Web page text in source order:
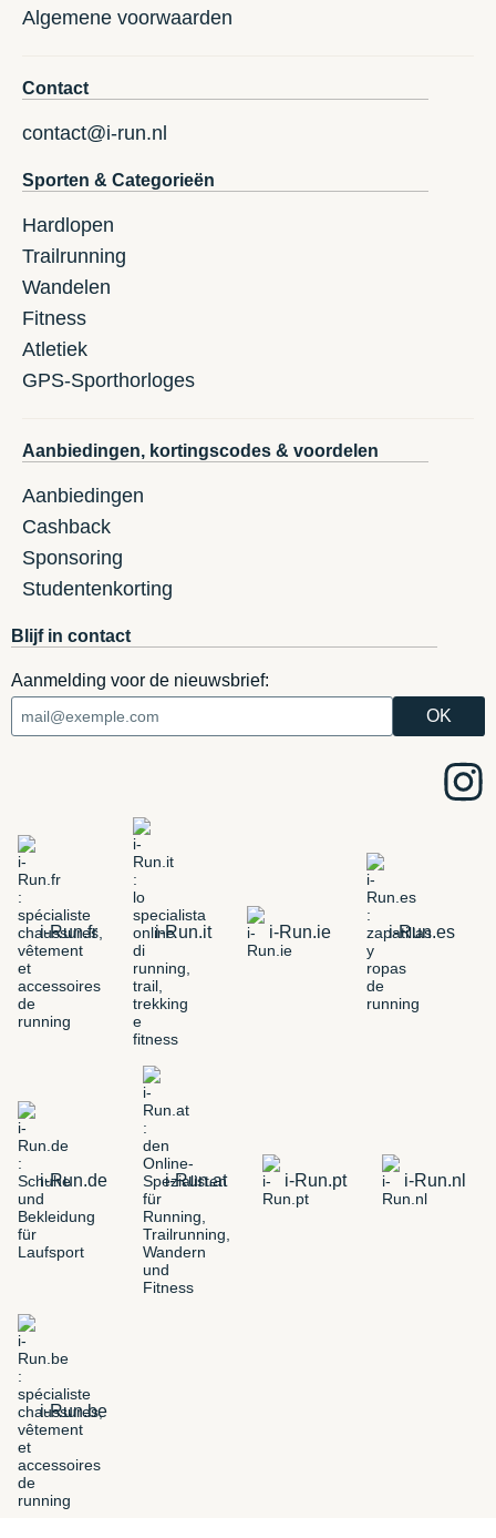
Algemene voorwaarden
Contact
contact@i-run.nl
Sporten & Categorieën
Hardlopen
Trailrunning
Wandelen
Fitness
Atletiek
GPS-Sporthorloges
Aanbiedingen, kortingscodes & voordelen
Aanbiedingen
Cashback
Sponsoring
Studentenkorting
Blijf in contact
Aanmelding voor de nieuwsbrief:
i-Run.fr i-Run.it i-Run.ie i-Run.es
i-Run.de i-Run.at i-Run.pt i-Run.nl
i-Run.be